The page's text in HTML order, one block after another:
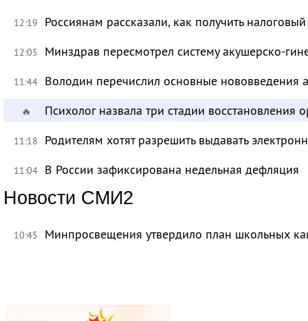
12:19 Россиянам рассказали, как получить
12:05 Минздрав пересмотрел систему акушерско-
11:44 Володин перечислил основные нововведения
🔥 Психолог назвала три стадии восстановления
11:18 Родителям хотят разрешить выдавать
11:04 В России зафиксирована недельная дефляция
Новости СМИ2
10:45 Минпросвещения утвердило план школьных